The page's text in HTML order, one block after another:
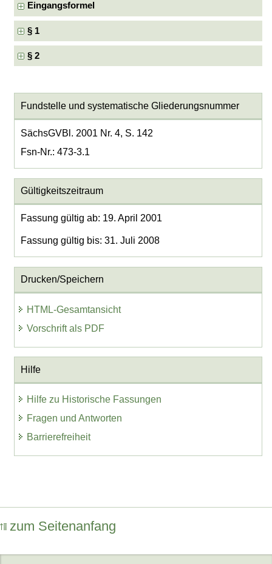
Eingangsformel
§ 1
§ 2
Fundstelle und systematische Gliederungsnummer
SächsGVBl. 2001 Nr. 4, S. 142
Fsn-Nr.: 473-3.1
Gültigkeitszeitraum
Fassung gültig ab: 19. April 2001
Fassung gültig bis: 31. Juli 2008
Drucken/Speichern
HTML-Gesamtansicht
Vorschrift als PDF
Hilfe
Hilfe zu Historische Fassungen
Fragen und Antworten
Barrierefreiheit
zum Seitenanfang